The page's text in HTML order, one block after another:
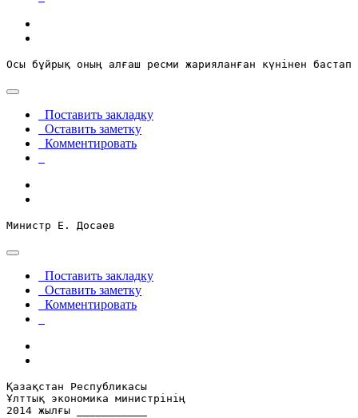
Осы бұйрық оның алғаш ресми жарияланған күнінен
Поставить закладку
Оставить заметку
Комментировать
Министр Е. Досаев
Поставить закладку
Оставить заметку
Комментировать
Қазақстан Республикасы
Ұлттық экономика министрінің
2014 жылғы ___________